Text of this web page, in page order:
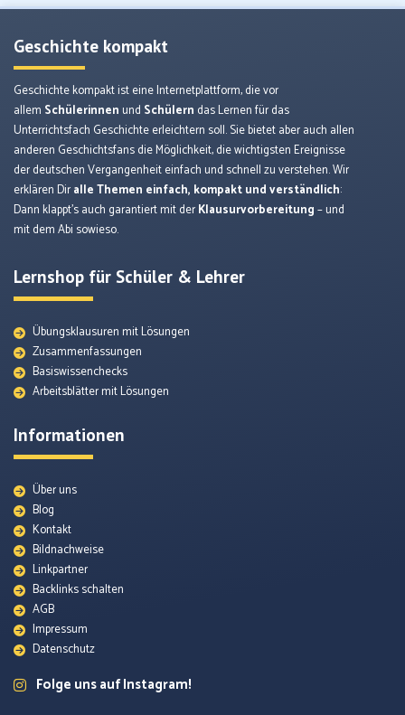
Geschichte kompakt
Geschichte kompakt ist eine Internetplattform, die vor
allem Schülerinnen und Schülern das Lernen für das
Unterrichtsfach Geschichte erleichtern soll. Sie bietet aber auch allen
anderen Geschichtsfans die Möglichkeit, die wichtigsten Ereignisse
der deutschen Vergangenheit einfach und schnell zu verstehen. Wir
erklären Diralle Themen einfach, kompakt und verständlich:
Dann klappt’s auch garantiert mit derKlausurvorbereitung– und
mit dem Abi sowieso.
Lernshop für Schüler & Lehrer
Übungsklausuren mit Lösungen
Zusammenfassungen
Basiswissenchecks
Arbeitsblätter mit Lösungen
Informationen
Über uns
Blog
Kontakt
Bildnachweise
Linkpartner
Backlinks schalten
AGB
Impressum
Datenschutz
Folge uns auf Instagram!